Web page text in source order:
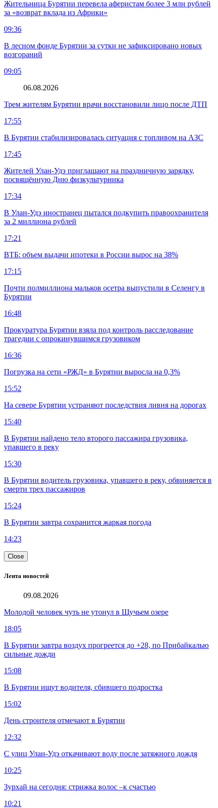
Жительница Бурятии перевела аферистам более 3 млн рублей
за «возврат вклада из Африки»
09:36
В лесном фонде Бурятии за сутки не зафиксировано новых
возгораний
09:05
06.08.2026
Трем жителям Бурятии врачи восстановили лицо после ДТП
17:55
В Бурятии стабилизировалась ситуация с топливом на АЗС
17:45
Жителей Улан-Удэ приглашают на праздничную зарядку,
посвящённую Дню физкультурника
17:34
В Улан-Удэ иностранец пытался подкупить правоохранителя
за 2 миллиона рублей
17:21
ВТБ: объем выдачи ипотеки в России вырос на 38%
17:15
Почти полмиллиона мальков осетра выпустили в Селенгу в
Бурятии
16:48
Прокуратура Бурятии взяла под контроль расследование
трагедии с опрокинувшимся грузовиком
16:36
Погрузка на сети «РЖД» в Бурятии выросла на 0,3%
15:52
На севере Бурятии устраняют последствия ливня на дорогах
15:40
В Бурятии найдено тело второго пассажира грузовика,
упавшего в реку
15:30
В Бурятии водитель грузовика, упавшего в реку, обвиняется в
смерти трех пассажиров
15:24
В Бурятии завтра сохранится жаркая погода
14:23
Close
Лента новостей
09.08.2026
Молодой человек чуть не утонул в Щучьем озере
18:05
В Бурятии завтра воздух прогреется до +28, по Прибайкалью
сильные дожди
15:08
В Бурятии ищут водителя, сбившего подростка
15:02
День строителя отмечают в Бурятии
12:32
С улиц Улан-Удэ откачивают воду после затяжного дождя
10:25
Зурхай на сегодня: стрижка волос –к счастью
10:21